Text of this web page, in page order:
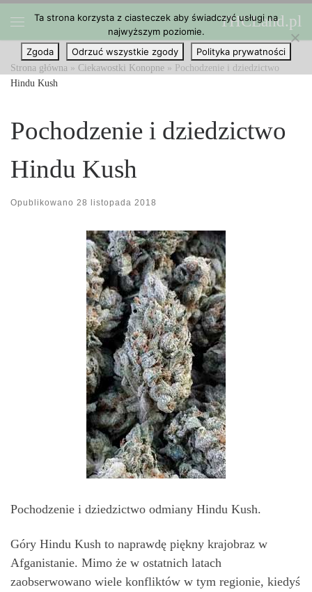
Przejdź do treści THCLand.pl
Strona główna » Ciekawostki Konopne » Pochodzenie i dziedzictwo
Hindu Kush
Pochodzenie i dziedzictwo
Hindu Kush
Opublikowano 28 listopada 2018
Pochodzenie i dziedzictwo odmiany Hindu Kush.
Góry Hindu Kush to naprawdę piękny krajobraz w
Afganistanie. Mimo że w ostatnich latach
zaobserwowano wiele konfliktów w tym regionie, kiedyś
Ta strona korzysta z ciasteczek aby świadczyć usługi na
najwyższym poziomie.
Zgoda
Odrzuć wszystkie zgody Polityka prywatności